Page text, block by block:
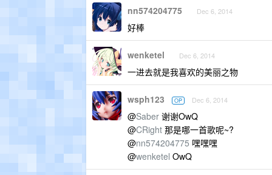
nn574204775 Dec 6, 2014
好棒
wenketel Dec 6, 2014
一进去就是我喜欢的美丽之物
wsph123 OP Dec 6, 2014
@Saber 谢谢OwQ
@CRight 那是哪一首歌呢~?
@nn574204775 嘿嘿嘿
@wenketel OwQ